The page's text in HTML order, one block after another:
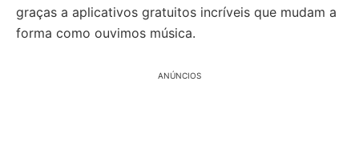
graças a aplicativos gratuitos incríveis que mudam a
forma como ouvimos música.
ANÚNCIOS